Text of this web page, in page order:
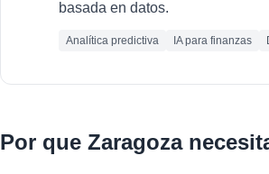
basada en datos.
Analítica predictiva IA para finanzas
Por que Zaragoza